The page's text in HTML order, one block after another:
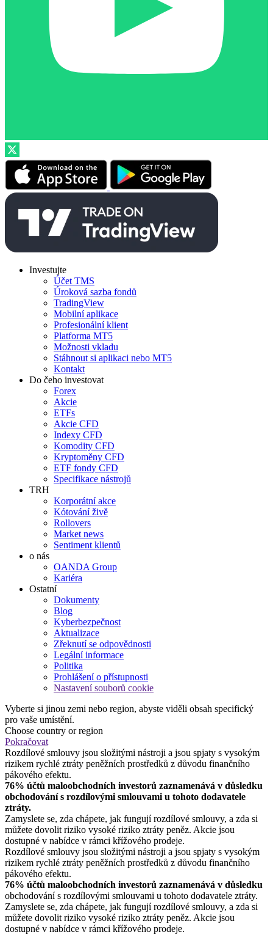
Investujte
Účet TMS
Úroková sazba fondů
TradingView
Mobilní aplikace
Profesionální klient
Platforma MT5
Možnosti vkladu
Stáhnout si aplikaci nebo MT5
Kontakt
Do čeho investovat
Forex
Akcie
ETFs
Akcie CFD
Indexy CFD
Komodity CFD
Kryptoměny CFD
ETF fondy CFD
Specifikace nástrojů
TRH
Korporátní akce
Kótování živě
Rollovers
Market news
Sentiment klientů
o nás
OANDA Group
Kariéra
Ostatní
Dokumenty
Blog
Kyberbezpečnost
Aktualizace
Zřeknutí se odpovědnosti
Legální informace
Politika
Prohlášení o přístupnosti
Nastavení souborů cookie
Vyberte si jinou zemi nebo region, abyste viděli obsah specifický
pro vaše umístění.
Choose country or region
Pokračovat
Rozdílové smlouvy jsou složitými nástroji a jsou spjaty s vysokým
rizikem rychlé ztráty peněžních prostředků z důvodu finančního
pákového efektu.
76% účtů maloobchodních investorů zaznamenává v důsledku
obchodování s rozdílovými smlouvami u tohoto dodavatele
ztráty.
Zamyslete se, zda chápete, jak fungují rozdílové smlouvy, a zda si
můžete dovolit riziko vysoké riziko ztráty peněz. Akcie jsou
dostupné v nabídce v rámci křížového prodeje.
Rozdílové smlouvy jsou složitými nástroji a jsou spjaty s vysokým
rizikem rychlé ztráty peněžních prostředků z důvodu finančního
pákového efektu.
76% účtů maloobchodních investorů zaznamenává v důsledku
obchodování s rozdílovými smlouvami u tohoto dodavatele ztráty.
Zamyslete se, zda chápete, jak fungují rozdílové smlouvy, a zda si
můžete dovolit riziko vysoké riziko ztráty peněz. Akcie jsou
dostupné v nabídce v rámci křížového prodeje.